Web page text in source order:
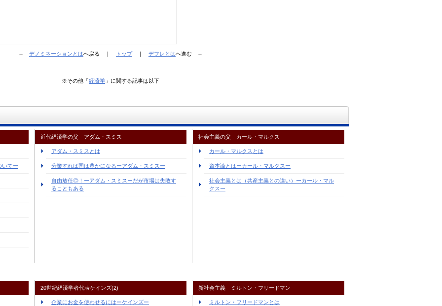
← デノミネーションとはへ戻る ｜ トップ｜ デフレとはへ進む →
※その他「経済学 」に関する記事は以下
いてー
近代経済学の父 アダム・スミス
アダム・スミスとは
分業すれば国は豊かになるーアダム・スミスー
自由放任◎！ーアダム・スミスーだが市場は失敗す
ることもある
社会主義の父 カール・マルクス
カール・マルクスとは
資本論とはーカール・マルクスー
社会主義とは（共産主義との違い）ーカール・マル
クスー
20世紀経済学者代表ケインズ(2)
企業にお金を使わせるにはーケインズー
新社会主義 ミルトン・フリードマン
ミルトン・フリードマンとは